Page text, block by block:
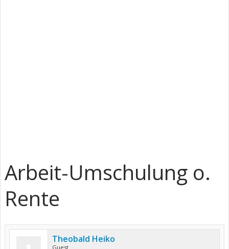
Arbeit-Umschulung o.
Rente
Theobald Heiko
Guest